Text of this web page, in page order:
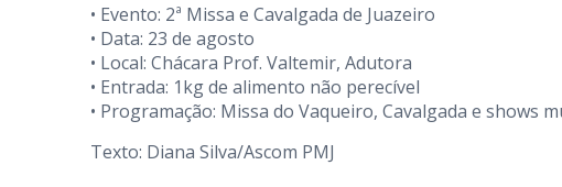
• Evento: 2ª Missa e Cavalgada de Juazeiro
• Data: 23 de agosto
• Local: Chácara Prof. Valtemir, Adutora
• Entrada: 1kg de alimento não perecível
• Programação: Missa do Vaqueiro, Cavalgada e shows
Texto: Diana Silva/Ascom PMJ